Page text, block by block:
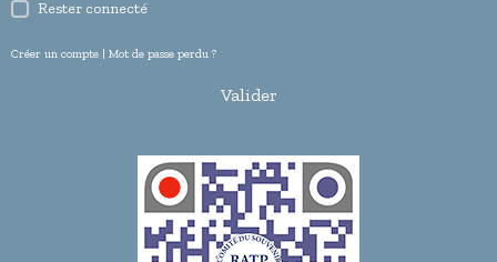
Rester connecté
Créer un compte | Mot de passe perdu ?
Valider